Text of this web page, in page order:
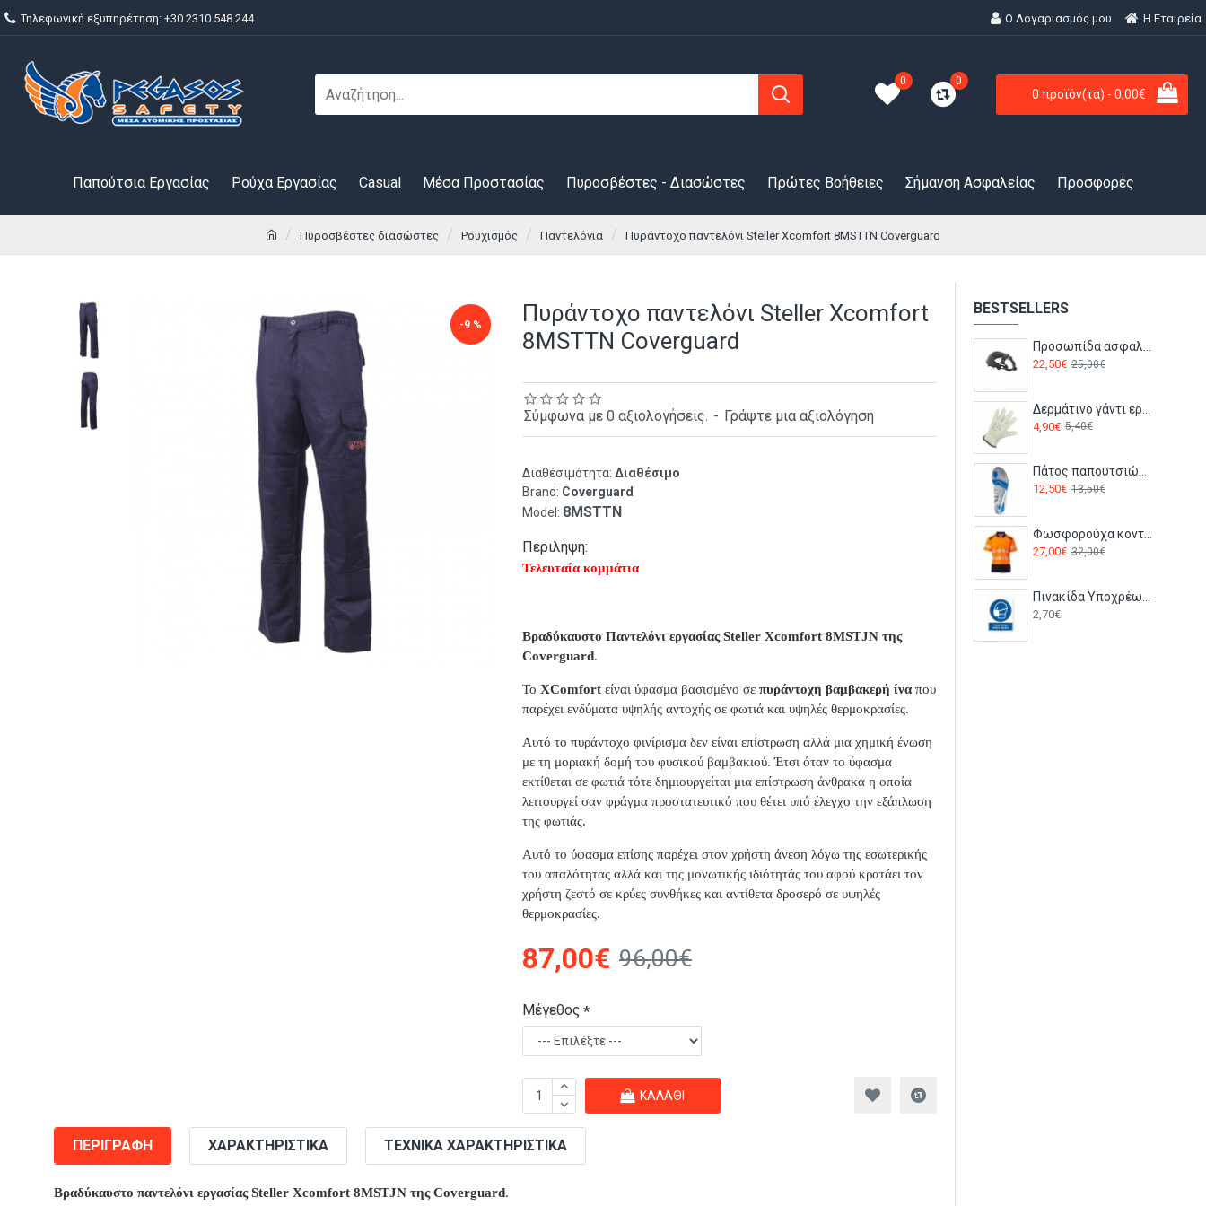
Τηλεφωνική εξυπηρέτηση: +30 2310 548.244 Ο Λογαριασμός μου H Εταιρεία
0 0
0 προϊόν(τα) - 0,00€
Παπούτσια Εργασίας Ρούχα Εργασίας Casual Μέσα Προστασίας Πυροσβέστες - Διασώστες Πρώτες Βοήθειες Σήμανση Ασφαλείας Προσφορές
Πυροσβέστες διασώστες Ρουχισμός Παντελόνια Πυράντοχο παντελόνι Steller Xcomfort 8MSTTN Coverguard
-9 %
Πυράντοχο παντελόνι Steller Xcomfort
8MSTTN Coverguard
Διαθέσιμότητα: Διαθέσιμο
Brand: Coverguard
Model: 8MSTTN
Σύμφωνα με 0 αξιολογήσεις. - Γράψτε μια αξιολόγηση
Περιληψη:
Τελευταία κομμάτια
Βραδύκαυστο Παντελόνι εργασίας Steller Xcomfort 8MSTJN της
Coverguard.
Το XComfort είναι ύφασμα βασισμένο σε πυράντοχη βαμβακερή ίνα που
παρέχει ενδύματα υψηλής αντοχής σε φωτιά και υψηλές θερμοκρασίες.
Αυτό το πυράντοχο φινίρισμα δεν είναι επίστρωση αλλά μια χημική ένωση
με τη μοριακή δομή του φυσικού βαμβακιού. Έτσι όταν το ύφασμα
εκτίθεται σε φωτιά τότε δημιουργείται μια επίστρωση άνθρακα η οποία
λειτουργεί σαν φράγμα προστατευτικό που θέτει υπό έλεγχο την εξάπλωση
της φωτιάς.
Αυτό το ύφασμα επίσης παρέχει στον χρήστη άνεση λόγω της εσωτερικής
του απαλότητας αλλά και της μονωτικής ιδιότητάς του αφού κρατάει τον
χρήστη ζεστό σε κρύες συνθήκες και αντίθετα δροσερό σε υψηλές
θερμοκρασίες.
87,00€ 96,00€
Μέγεθος
ΚΑΛΆΘΙ
ΠΕΡΙΓΡΑΦΉ ΧΑΡΑΚΤΗΡΙΣΤΙΚΆ ΤΕΧΝΙΚΆ ΧΑΡΑΚΤΗΡΙΣΤΙΚΆ
Βραδύκαυστο παντελόνι εργασίας Steller Xcomfort 8MSTJN της Coverguard.
BESTSELLERS
22,50€ 25,00€
4,90€ 5,40€
Πάτος παπουτσιών ζελέ FC90 Portwest
12,50€ 13,50€
Φωσφορούχα κοντομάνικη μπλούζα Polo ROAD Payper Πορτοκαλί-navy
27,00€ 32,00€
2,70€